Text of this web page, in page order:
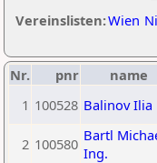
Vereinslisten:Wien
Nr. pnr name
1 100528 Balinov Ilia
2 100580 Bartl
Ing.